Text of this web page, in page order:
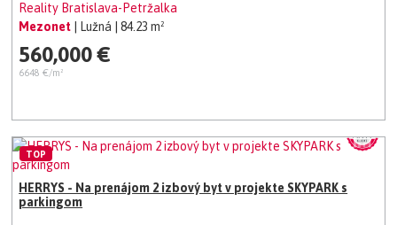
Reality Bratislava-Petržalka
Mezonet
| Lužná | 84.23 m²
560,000 €
6648 €/m²
HERRYS - Na prenájom 2 izbový byt v projekte SKYPARK s
parkingom
TOP